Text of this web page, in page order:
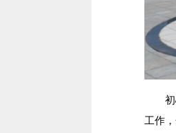
初心
工作